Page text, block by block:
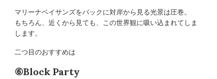
マリーナベイサンズをバックに対岸から見る光景は圧巻。
もちろん、近くから見ても、この世界観に吸い込まれてしま
します。
二つ目のおすすめは
⑥Block Party